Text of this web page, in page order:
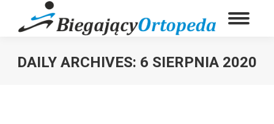
DAILY ARCHIVES: 6 SIERPNIA 2020